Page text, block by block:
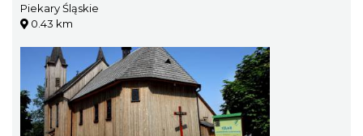
Piekary Śląskie
0.43 km